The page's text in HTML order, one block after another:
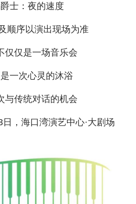
：夜的速度
序以演出现场为准
仅是一场音乐会
次心灵的沐浴
传统对话的机会
海口湾演艺中心·大剧场